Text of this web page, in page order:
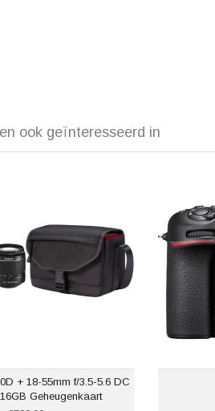
ook geïnteresseerd in
+ 18-55mm f/3.5-5.6 DC
Geheugenkaart